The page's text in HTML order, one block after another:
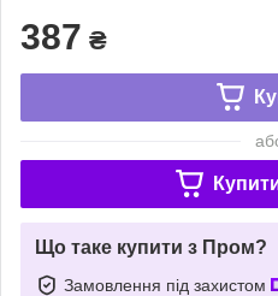
387 ₴
Що таке купити з Пром?
Замовлення під захистом